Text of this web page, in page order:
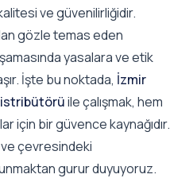
ve güvenilirliğidir.
gözle temas eden
yasalara ve etik
İşte bu noktada, İzmir
ile çalışmak, hem
için bir güvence kaynağıdır.
çevresindeki
gurur duyuyoruz.